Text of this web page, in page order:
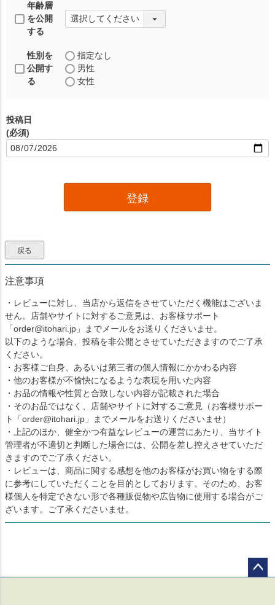
年齢層
を公開
する
性別を
公開す
る
指定なし
男性
女性
投稿日
(必須)
登録
戻る
注意事項
・レビューに対し、当店から返信をさせていただく機能はございま
せん。店舗やサイトに対するご意見は、お客様サポート
「order@itohari.jp」までメールをお送りくださいませ。
以下のような場合、投稿を非公開とさせていただきますのでご了承
ください。
・お客様ご自身、あるいは第三者の個人情報にかかわる内容
・他のお客様が不愉快になるような表現を用いた内容
・お品の情報や性質と合致しない内容が記載された場合
・そのお品ではなく、店舗やサイトに対するご意見（お客様サポー
ト「order@itohari.jp」までメールをお送りくださいませ）
・上記のほか、健全かつ有益なレビューの運営にあたり、当サイト
管理者が不適切と判断した場合には、公開を差し控えさせていただ
きますのでご了承ください。
・レビューは、商品に関する感想を他のお客様がお買い物をする際
に参考にしていただくことを目的としております。そのため、お客
様個人を特定できない形で各種販促物や広告物に使用する場合がご
ざいます。ご了承くださいませ。